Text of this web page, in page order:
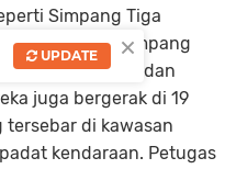
Simpang Tiga
Parungsari, Simpang
Sopoyono, dan
juga bergerak di 19
di kawasan
kendaraan. Petugas
×
UPDATE